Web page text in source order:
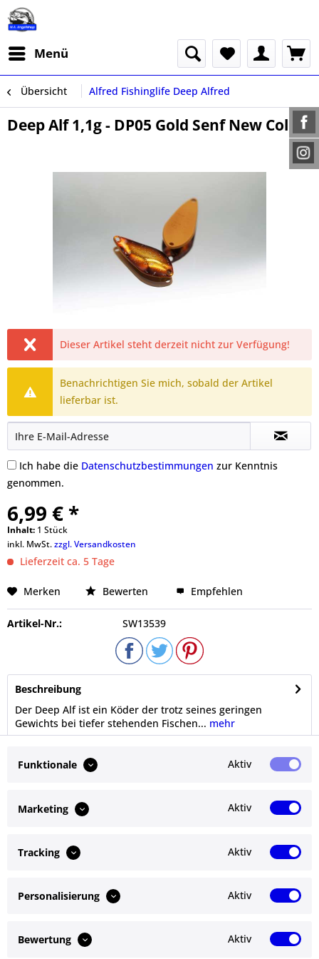
Menü
Übersicht Alfred Fishinglife Deep Alfred
Deep Alf 1,1g - DP05 Gold Senf New Color
Dieser Artikel steht derzeit nicht zur Verfügung!
Benachrichtigen Sie mich, sobald der Artikel
lieferbar ist.
Ich habe die Datenschutzbestimmungen zur Kenntnis
genommen.
6,99 € *
Inhalt: 1 Stück
inkl. MwSt.zzgl. Versandkosten
Lieferzeit ca. 5 Tage
Merken Bewerten Empfehlen
Artikel-Nr.: SW13539
Beschreibung
Der Deep Alf ist ein Köder der trotz seines geringen
Gewichts bei tiefer stehenden Fischen... mehr
Bewertungen
0
Ähnliche Artikel
Kunden kauften auch
Service Hotline
Shop Service
Funktionale Aktiv
Marketing Aktiv
Tracking Aktiv
Personalisierung Aktiv
Bewertung Aktiv